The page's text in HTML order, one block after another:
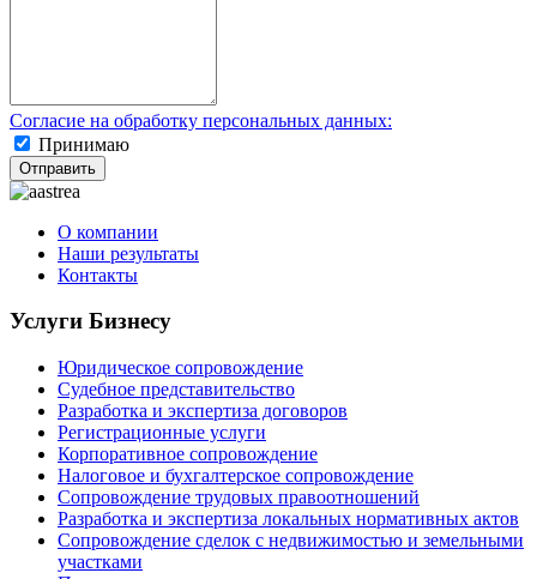
Согласие на обработку персональных данных:
Принимаю
Отправить
О компании
Наши результаты
Контакты
Услуги Бизнесу
Юридическое сопровождение
Судебное представительство
Разработка и экспертиза договоров
Регистрационные услуги
Корпоративное сопровождение
Налоговое и бухгалтерское сопровождение
Сопровождение трудовых правоотношений
Разработка и экспертиза локальных нормативных актов
Сопровождение сделок с недвижимостью и земельными
участками